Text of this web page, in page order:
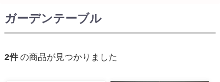
ガーデンテーブル
2件 の商品が見つかりました